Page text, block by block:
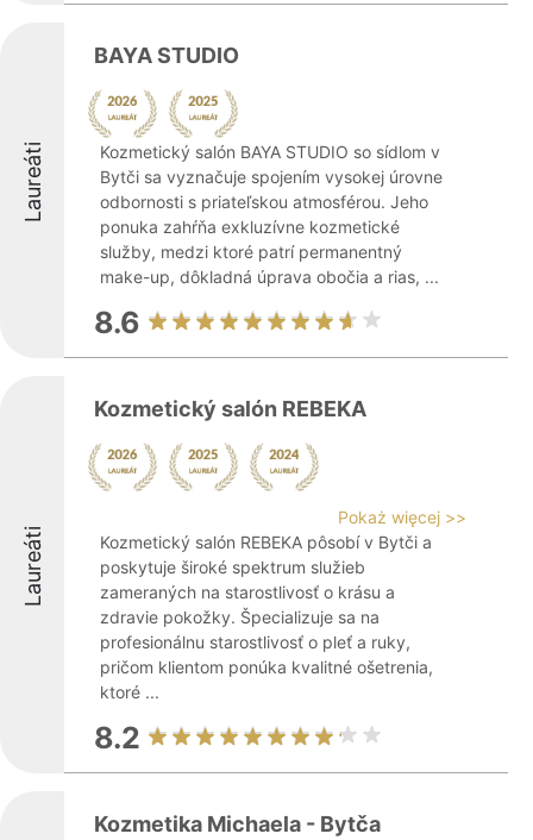
Laureáti
BAYA STUDIO
Kozmetický salón BAYA STUDIO so sídlom v
Bytči sa vyznačuje spojením vysokej úrovne
odbornosti s priateľskou atmosférou. Jeho
ponuka zahŕňa exkluzívne kozmetické
služby, medzi ktoré patrí permanentný
make-up, dôkladná úprava obočia a rias, ...
8.6
Laureáti
Kozmetický salón REBEKA
Pokaż więcej >>
Kozmetický salón REBEKA pôsobí v Bytči a
poskytuje široké spektrum služieb
zameraných na starostlivosť o krásu a
zdravie pokožky. Špecializuje sa na
profesionálnu starostlivosť o pleť a ruky,
pričom klientom ponúka kvalitné ošetrenia,
ktoré ...
8.2
Kozmetika Michaela - Bytča